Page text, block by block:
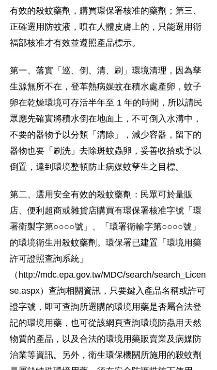
有效的殺蚊藥劑，購買環保署核准的藥劑；第三、
正確選用防蚊液，噴在人體皮膚上的，只能選用衛
福部核准才有效並遵照產品標示。
第一、落實「巡、倒、清、刷」環境清理，因為孳
生源無所不在，登革熱病媒蚊在積水處產卵，蚊子
卵在乾燥環境可存活半年至 1 年的時間，所以請民
眾應先確實將積水倒在地面上，不可倒入水溝中，
不要的器物予以分類「清除」，減少容器，留下的
器物也要「刷洗」去除斑蚊蟲卵，妥善收拾或予以
倒置，達到環境整頓防止病媒蚊孳生之目標。
第二、選用安全有效的殺蚊藥劑：民眾可於量販
店、便利超商或雜貨店購買有環保署核准字號「環
署衛製字第○○○○號」、「環署衛輸字第○○○○號」
的環境衛生用殺蚊藥劑。環保署已建置「環境用藥
許可證照查詢系統」
（http://mdc.epa.gov.tw/MDC/search/search_Licen
se.aspx）查詢相關資訊，只要鍵入產品名稱或許可
證字號，即可查詢所選購的環境用藥是否屬合法登
記的環境用藥，也可從該網頁查詢環境防蟲用天然
物質的產品，以及合法的環境用藥販賣業及病媒防
治業等資訊。另外，衛生環保機關所施用的殺蚊劑